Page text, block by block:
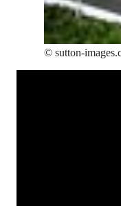
© sutton-